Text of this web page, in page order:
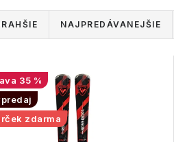
NAJPREDÁVANEJŠIE
35 %
zdarma